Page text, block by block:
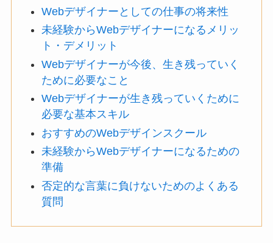
Webデザイナーとしての仕事の将来性
未経験からWebデザイナーになるメリッ
ト・デメリット
Webデザイナーが今後、生き残っていく
ために必要なこと
Webデザイナーが生き残っていくために
必要な基本スキル
おすすめのWebデザインスクール
未経験からWebデザイナーになるための
準備
否定的な言葉に負けないためのよくある
質問